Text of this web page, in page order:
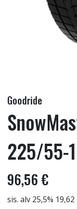
Goodride
225/55-
96,56 €
sis. alv 25,5% 19,62